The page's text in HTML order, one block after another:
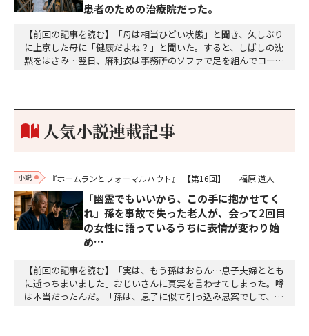
患者のための治療院だった。
【前回の記事を読む】「母は相当ひどい状態」と聞き、久しぶり
に上京した母に「健康だよね？」と聞いた。すると、しばしの沈
黙をはさみ…翌日、麻利衣は事務所のソファで足を組んでコーヒ
個のサイコロが握られていた。「やはり私はあなたの超…
人気小説連載記事
小説 『ホームランとフォーマルハウト』 【第16回】 福原 道人
「幽霊でもいいから、この手に抱かせてく
れ」孫を事故で失った老人が、会って2回目
の女性に語っているうちに表情が変わり始
め…
【前回の記事を読む】「実は、もう孫はおらん…息子夫婦ととも
に逝っちまいました」おじいさんに真実を言わせてしまった。噂
は本当だったんだ。「孫は、息子に似て引っ込み思案でして、身